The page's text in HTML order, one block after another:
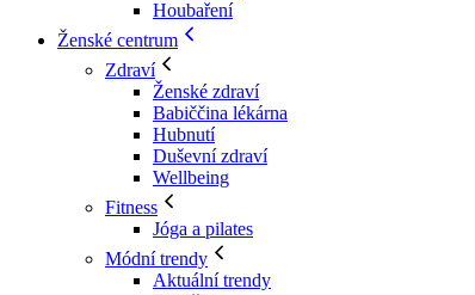
Houbaření
Ženské centrum
Zdraví
Ženské zdraví
Babiččina lékárna
Hubnutí
Duševní zdraví
Wellbeing
Fitness
Jóga a pilates
Módní trendy
Aktuální trendy